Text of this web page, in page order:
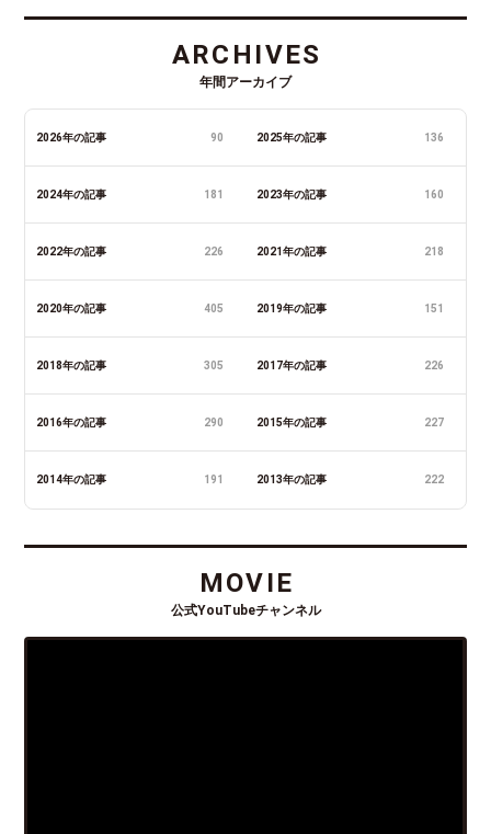
ARCHIVES
年間アーカイブ
2026年の記事 90 2025年の記事 136
2024年の記事 181 2023年の記事 160
2022年の記事 226 2021年の記事 218
2020年の記事 405 2019年の記事 151
2018年の記事 305 2017年の記事 226
2016年の記事 290 2015年の記事 227
2014年の記事 191 2013年の記事 222
MOVIE
公式YouTubeチャンネル